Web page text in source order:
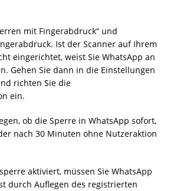
mit Fingerabdruck“ und
Ist der Scanner auf Ihrem
eingerichtet, weist Sie WhatsApp an
Gehen Sie dann in die Einstellungen
richten Sie die
ein.
ob die Sperre in WhatsApp sofort,
nach 30 Minuten ohne Nutzeraktion
aktiviert, müssen Sie WhatsApp
durch Auflegen des registrierten